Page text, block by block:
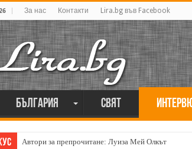
За нас Контакти Lira.bg във Facebook
България Свят
Автори за препрочитане: Луиза Мей Олкът